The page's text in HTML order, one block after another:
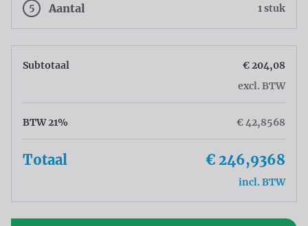
5 Aantal 1 stuk
Subtotaal
€ 204,08
excl. BTW
BTW 21% € 42,8568
Totaal € 246,9368
incl. BTW